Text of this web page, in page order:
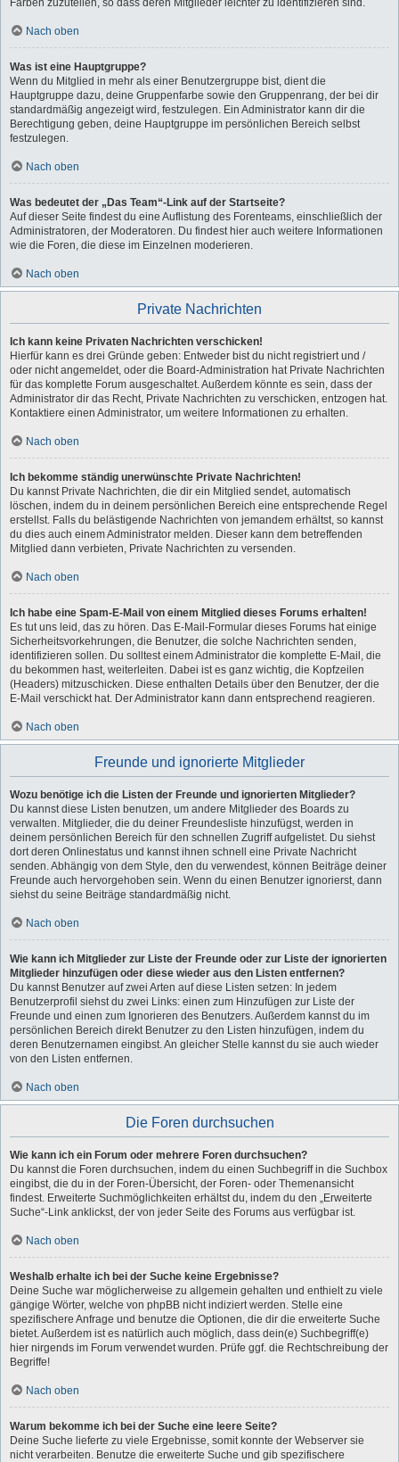
Farben zuzuteilen, so dass deren Mitglieder leichter zu identifizieren sind.
Nach oben
Was ist eine Hauptgruppe?
Wenn du Mitglied in mehr als einer Benutzergruppe bist, dient die
Hauptgruppe dazu, deine Gruppenfarbe sowie den Gruppenrang, der bei dir
standardmäßig angezeigt wird, festzulegen. Ein Administrator kann dir die
Berechtigung geben, deine Hauptgruppe im persönlichen Bereich selbst
festzulegen.
Nach oben
Was bedeutet der „Das Team“-Link auf der Startseite?
Auf dieser Seite findest du eine Auflistung des Forenteams, einschließlich der
Administratoren, der Moderatoren. Du findest hier auch weitere Informationen
wie die Foren, die diese im Einzelnen moderieren.
Nach oben
Private Nachrichten
Ich kann keine Privaten Nachrichten verschicken!
Hierfür kann es drei Gründe geben: Entweder bist du nicht registriert und /
oder nicht angemeldet, oder die Board-Administration hat Private Nachrichten
für das komplette Forum ausgeschaltet. Außerdem könnte es sein, dass der
Administrator dir das Recht, Private Nachrichten zu verschicken, entzogen hat.
Kontaktiere einen Administrator, um weitere Informationen zu erhalten.
Nach oben
Ich bekomme ständig unerwünschte Private Nachrichten!
Du kannst Private Nachrichten, die dir ein Mitglied sendet, automatisch
löschen, indem du in deinem persönlichen Bereich eine entsprechende Regel
erstellst. Falls du belästigende Nachrichten von jemandem erhältst, so kannst
du dies auch einem Administrator melden. Dieser kann dem betreffenden
Mitglied dann verbieten, Private Nachrichten zu versenden.
Nach oben
Ich habe eine Spam-E-Mail von einem Mitglied dieses Forums erhalten!
Es tut uns leid, das zu hören. Das E-Mail-Formular dieses Forums hat einige
Sicherheitsvorkehrungen, die Benutzer, die solche Nachrichten senden,
identifizieren sollen. Du solltest einem Administrator die komplette E-Mail, die
du bekommen hast, weiterleiten. Dabei ist es ganz wichtig, die Kopfzeilen
(Headers) mitzuschicken. Diese enthalten Details über den Benutzer, der die
E-Mail verschickt hat. Der Administrator kann dann entsprechend reagieren.
Nach oben
Freunde und ignorierte Mitglieder
Wozu benötige ich die Listen der Freunde und ignorierten Mitglieder?
Du kannst diese Listen benutzen, um andere Mitglieder des Boards zu
verwalten. Mitglieder, die du deiner Freundesliste hinzufügst, werden in
deinem persönlichen Bereich für den schnellen Zugriff aufgelistet. Du siehst
dort deren Onlinestatus und kannst ihnen schnell eine Private Nachricht
senden. Abhängig von dem Style, den du verwendest, können Beiträge deiner
Freunde auch hervorgehoben sein. Wenn du einen Benutzer ignorierst, dann
siehst du seine Beiträge standardmäßig nicht.
Nach oben
Wie kann ich Mitglieder zur Liste der Freunde oder zur Liste der ignorierten
Mitglieder hinzufügen oder diese wieder aus den Listen entfernen?
Du kannst Benutzer auf zwei Arten auf diese Listen setzen: In jedem
Benutzerprofil siehst du zwei Links: einen zum Hinzufügen zur Liste der
Freunde und einen zum Ignorieren des Benutzers. Außerdem kannst du im
persönlichen Bereich direkt Benutzer zu den Listen hinzufügen, indem du
deren Benutzernamen eingibst. An gleicher Stelle kannst du sie auch wieder
von den Listen entfernen.
Nach oben
Die Foren durchsuchen
Wie kann ich ein Forum oder mehrere Foren durchsuchen?
Du kannst die Foren durchsuchen, indem du einen Suchbegriff in die Suchbox
eingibst, die du in der Foren-Übersicht, der Foren- oder Themenansicht
findest. Erweiterte Suchmöglichkeiten erhältst du, indem du den „Erweiterte
Suche“-Link anklickst, der von jeder Seite des Forums aus verfügbar ist.
Nach oben
Weshalb erhalte ich bei der Suche keine Ergebnisse?
Deine Suche war möglicherweise zu allgemein gehalten und enthielt zu viele
gängige Wörter, welche von phpBB nicht indiziert werden. Stelle eine
spezifischere Anfrage und benutze die Optionen, die dir die erweiterte Suche
bietet. Außerdem ist es natürlich auch möglich, dass dein(e) Suchbegriff(e)
hier nirgends im Forum verwendet wurden. Prüfe ggf. die Rechtschreibung der
Begriffe!
Nach oben
Warum bekomme ich bei der Suche eine leere Seite?
Deine Suche lieferte zu viele Ergebnisse, somit konnte der Webserver sie
nicht verarbeiten. Benutze die erweiterte Suche und gib spezifischere